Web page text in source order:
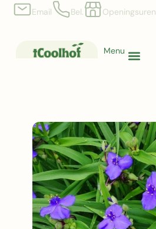
Email Bel. Openingsuren
Menu